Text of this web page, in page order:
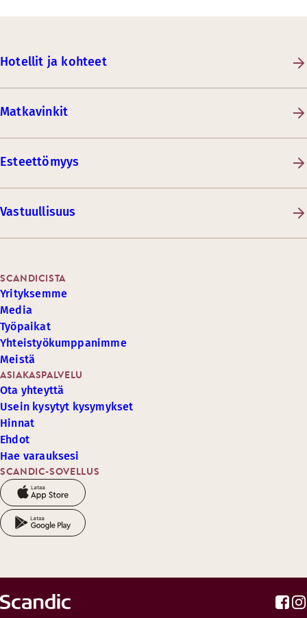
Hotellit ja kohteet
Matkavinkit
Esteettömyys
Vastuullisuus
SCANDIC-SOVELLUS
ASIAKASPALVELU
Ota yhteyttä
Usein kysytyt kysymykset
Hinnat
Ehdot
Hae varauksesi
SCANDICISTA
Yrityksemme
Media
Työpaikat
Yhteistyökumppanimme
Meistä